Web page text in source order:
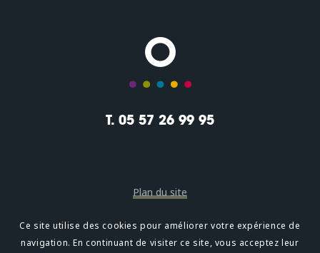
T. 05 57 26 99 95
Plan du site
Mentions légales
Ce site utilise des cookies pour améliorer votre expérience de
navigation. En continuant de visiter ce site, vous acceptez leur